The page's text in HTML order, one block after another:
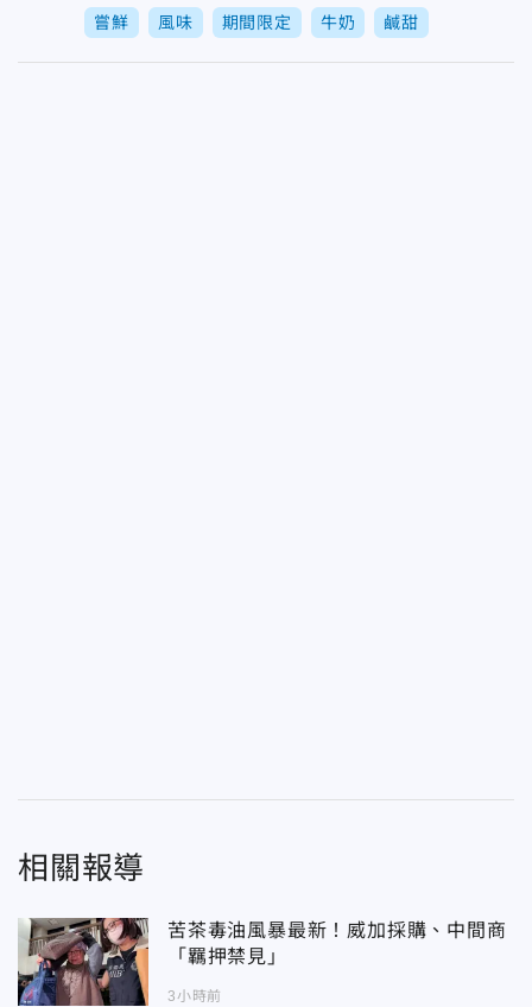
嘗鮮 風味 期間限定 牛奶 鹹甜
相關報導
苦茶毒油風暴最新！威加採購、中間商
「羈押禁見」
3小時前